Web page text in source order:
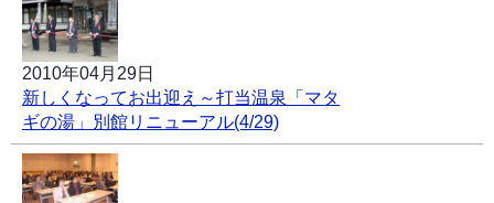
2010年04月29日
新しくなってお出迎え～打当温泉「マタ
ギの湯」別館リニューアル(4/29)